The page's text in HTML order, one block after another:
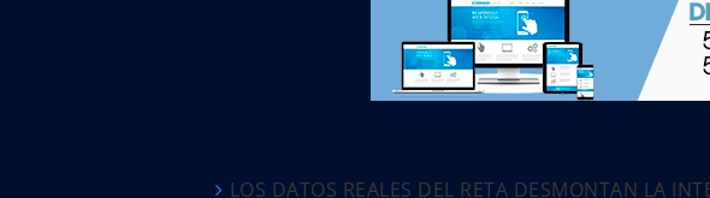
LOS DATOS REALES DEL RETA DESMONTAN LA